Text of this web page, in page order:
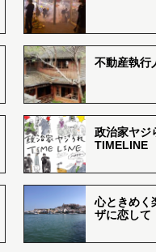
不動産執行
政治家ヤジ
TIMELINE
心ときめく
ザに恋して